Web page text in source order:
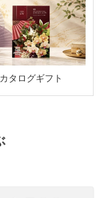
カタログギフト